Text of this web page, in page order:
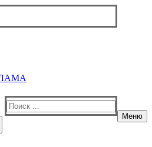
Найти:
Меню